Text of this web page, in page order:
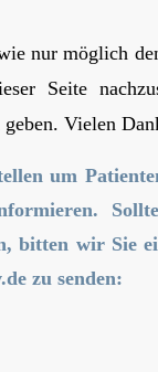
nur möglich
Seite
Vielen
um
bitten wir Sie
zu senden: